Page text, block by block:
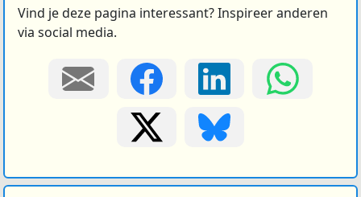
Vind je deze pagina interessant? Inspireer anderen
via social media.